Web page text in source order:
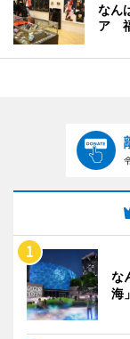
なん
ア
な
海